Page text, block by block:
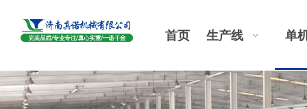
首页 生产线 单